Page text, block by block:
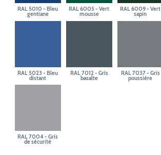
RAL 5010 - Bleu
gentiane
RAL 6005 - Vert
mousse
RAL 6009 - Vert
sapin
RAL 5023 - Bleu
distant
RAL 7012 - Gris
basalte
RAL 7037 - Gris
poussière
RAL 7004 - Gris
de sécurité